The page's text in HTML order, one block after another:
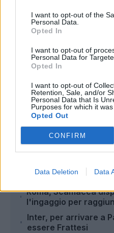
I want to opt-out of the
Personal Data.
Opted In
I want to opt-out of
Personal Data for
Opted In
I want to opt-out of
Retention, Sale, and/or
Personal Data that Is
Purposes for which it was
Opted Out
CONFIRM
Data Deletion Data
Redazione
Leggi anche...
Serie A, chi ha
Dimarco, coppia
Roma, Scamacca
l'ingaggio per
Inter, per arrivare a
essere Frattesi